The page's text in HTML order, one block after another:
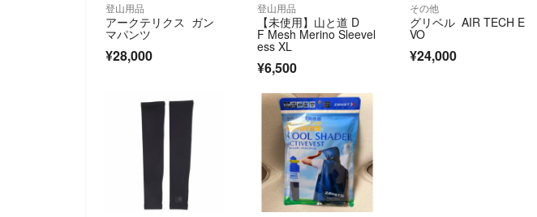
登山用品
アークテリクス ガン
マパンツ
¥28,000
登山用品
【未使用】山と道 D
F Mesh Merino Sleevel
ess XL
¥6,500
その他
グリベル AIR TECH E
VO
¥24,000